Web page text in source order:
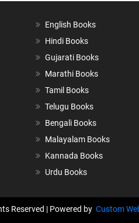
English Books
Hindi Books
Gujarati Books
Marathi Books
Tamil Books
Telugu Books
Bengali Books
Malayalam Books
Kannada Books
Urdu Books
Reserved | Powered by Custom